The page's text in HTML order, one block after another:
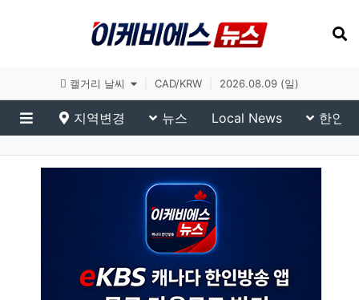
토론토 날씨 CAD/KRW 2026.08.09 (일)
메뉴
지역변경 뉴스 Local News 한인
SBS News